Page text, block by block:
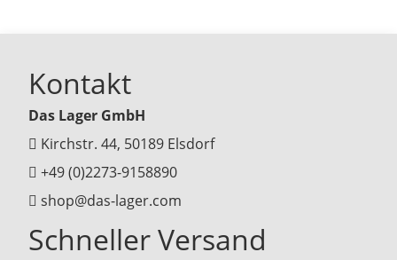
Kontakt
Das Lager GmbH
Kirchstr. 44, 50189 Elsdorf
+49 (0)2273-9158890
shop@das-lager.com
Schneller Versand